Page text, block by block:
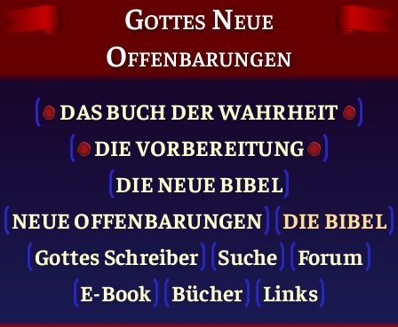
Gottes Neue
Offenbarungen
DAS BUCH DER WAHRHEIT
DIE VOR­BEREITUNG
DIE NEUE BIBEL
NEUE OFFENBARUNGEN
DIE BIBEL
Gottes Schreiber
Suche
Forum
E-Book
Bücher Links